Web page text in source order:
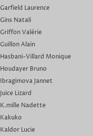
Garfield Laurence
Gins Natali
Griffon Valérie
Guillon Alain
Hasbani-Villard Monique
Houdayer Bruno
Ibragimova Jannet
Juice Lizard
K.mille Nadette
Kakuko
Kaldor Lucie